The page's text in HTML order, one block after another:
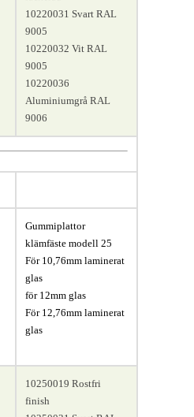
10220031 Svart RAL
9005
10220032 Vit RAL
9005
10220036
Aluminiumgrå RAL
9006
Gummiplattor
klämfäste modell 25
För 10,76mm laminerat
glas
för 12mm glas
För 12,76mm laminerat
glas
10250019 Rostfri
finish